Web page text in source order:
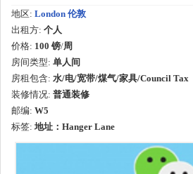
地区: London 伦敦
出租方: 个人
价格: 100 镑/周
房间类型: 单人间
房租包含: 水/电/宽带/煤气/家具/Council Tax
装修情况: 普通装修
邮编: W5
标签: 地址：Hanger Lane